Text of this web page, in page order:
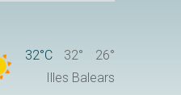
32°C 32°
26°
Illes Balears